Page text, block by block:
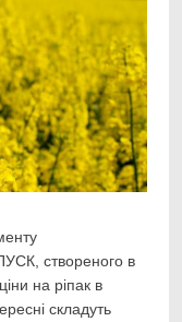
створеного в
на ріпак в
складуть